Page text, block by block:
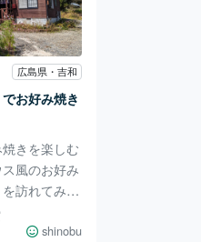
舗名：瀬戸
住所：〒7
須波西1丁目5
17:00 定休
3749-99
広島県・吉和
お好み焼き
きを楽しむ
風のお好み
訪れてみて
広島のソ
好み焼きを
shinobu